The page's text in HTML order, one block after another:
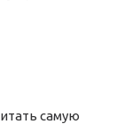
самую